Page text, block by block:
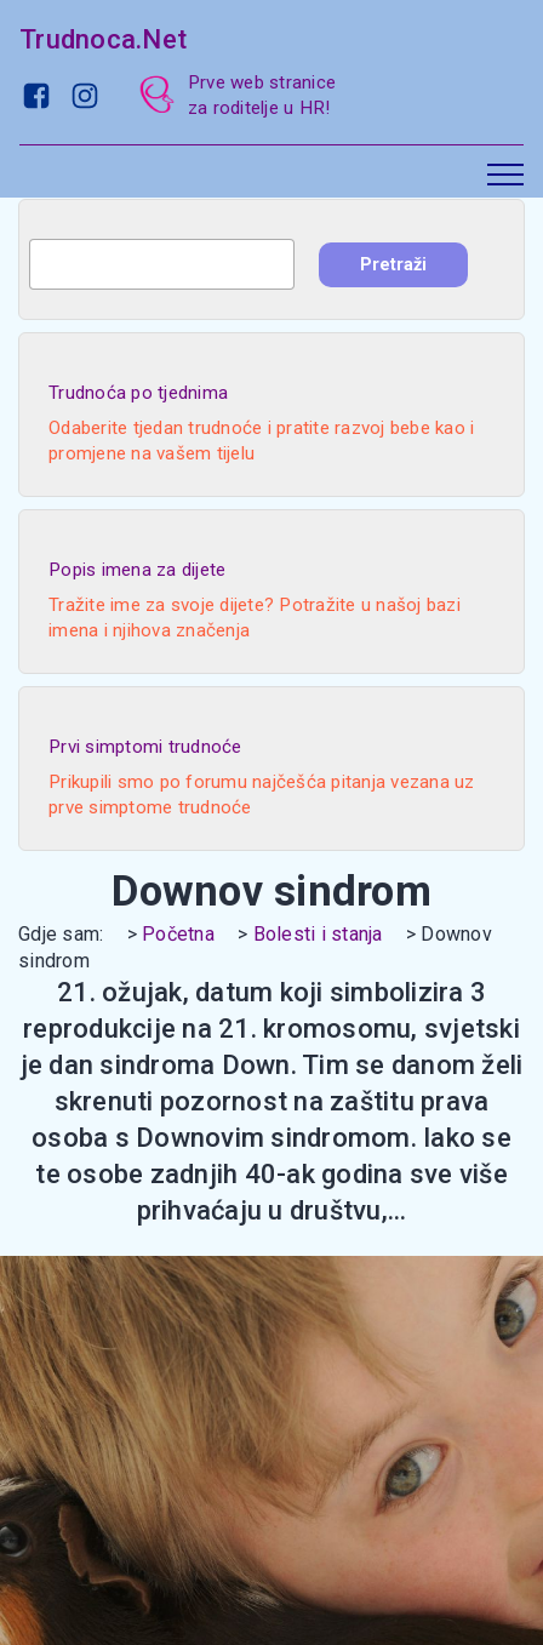
Trudnoca.Net
Prve web stranice
za roditelje u HR!
Trudnoća po tjednima
Odaberite tjedan trudnoće i pratite razvoj bebe kao i
promjene na vašem tijelu
Popis imena za dijete
Tražite ime za svoje dijete? Potražite u našoj bazi
imena i njihova značenja
Prvi simptomi trudnoće
Prikupili smo po forumu najčešća pitanja vezana uz
prve simptome trudnoće
Downov sindrom
Gdje sam: Početna Bolesti i stanja
Downov
sindrom
21. ožujak, datum koji simbolizira 3
reprodukcije na 21. kromosomu, svjetski
je dan sindroma Down. Tim se danom želi
skrenuti pozornost na zaštitu prava
osoba s Downovim sindromom. Iako se
te osobe zadnjih 40-ak godina sve više
prihvaćaju u društvu,...